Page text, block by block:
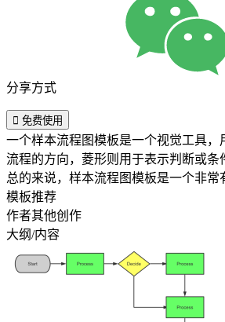
分享方式
 免费使用
一个样本流程图模板是一个视觉工具
流程的方向，菱形则用于表示判断或
总的来说，样本流程图模板是一个非
模板推荐
作者其他创作
大纲/内容